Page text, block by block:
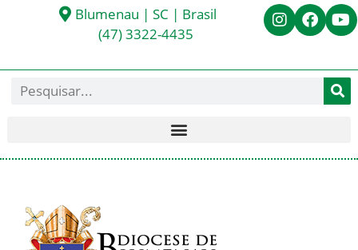
Blumenau | SC | Brasil
(47) 3322-4435